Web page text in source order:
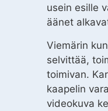
usein esille
äänet
Viemärin
selvittää,
toimivan.
kaapelin
videokuva